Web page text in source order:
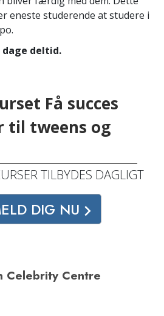
eneste studerende at studere i
dage deltid.
Få succes
til tweens og
TILBYDES DAGLIGT
DIG NU
Celebrity Centre